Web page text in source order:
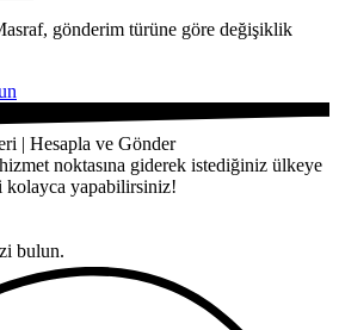
gönderim türüne göre değişiklik
| Hesapla ve Gönder
noktasına giderek istediğiniz ülkeye
kolayca yapabilirsiniz!
bulun.